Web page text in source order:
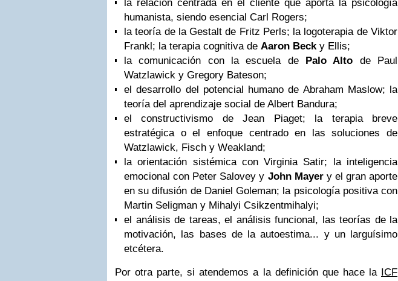
la relación centrada en el cliente que aporta la psicología
humanista, siendo esencial Carl Rogers;
la teoría de la Gestalt de Fritz Perls; la logoterapia de Viktor
Frankl; la terapia cognitiva de Aaron Becky Ellis;
la comunicación con la escuela de Palo Alto de Paul
Watzlawick y Gregory Bateson;
el desarrollo del potencial humano de Abraham Maslow; la
teoría del aprendizaje social de Albert Bandura;
el constructivismo de Jean Piaget; la terapia breve
estratégica o el enfoque centrado en las soluciones de
Watzlawick, Fisch y Weakland;
la orientación sistémica con Virginia Satir; la inteligencia
emocional con Peter Salovey y John Mayery el gran aporte
en su difusión de Daniel Goleman; la psicología positiva con
Martin Seligman y Mihalyi Csikzentmihalyi;
el análisis de tareas, el análisis funcional, las teorías de la
motivación, las bases de la autoestima... y un larguísimo
etcétera.
Por otra parte, si atendemos a la definición que hace la ICF